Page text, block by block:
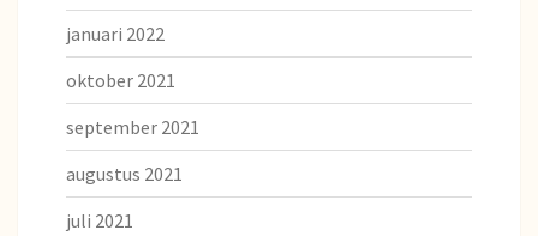
januari 2022
oktober 2021
september 2021
augustus 2021
juli 2021